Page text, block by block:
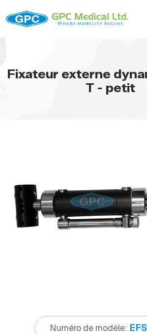
Fixateur externe
T - petit
Numéro de modèle: